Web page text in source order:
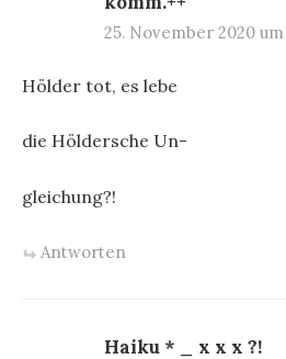
25. November 2020
Hölder tot, es lebe
die Höldersche Un-
gleichung?!
Antworten
Haiku * _ x x x ?!